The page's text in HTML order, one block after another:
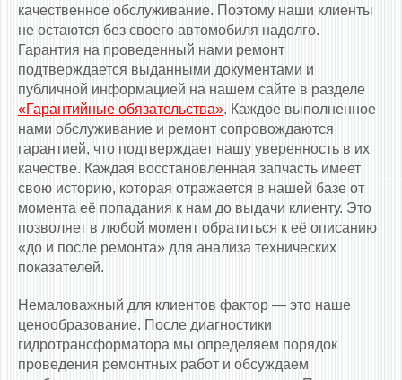
качественное обслуживание. Поэтому наши клиенты
не остаются без своего автомобиля надолго.
Гарантия на проведенный нами ремонт
подтверждается выданными документами и
публичной информацией на нашем сайте в разделе
«Гарантийные обязательства». Каждое выполненное
нами обслуживание и ремонт сопровождаются
гарантией, что подтверждает нашу уверенность в их
качестве. Каждая восстановленная запчасть имеет
свою историю, которая отражается в нашей базе от
момента её попадания к нам до выдачи клиенту. Это
позволяет в любой момент обратиться к её описанию
«до и после ремонта» для анализа технических
показателей.
Немаловажный для клиентов фактор — это наше
ценообразование. После диагностики
гидротрансформатора мы определяем порядок
проведения ремонтных работ и обсуждаем